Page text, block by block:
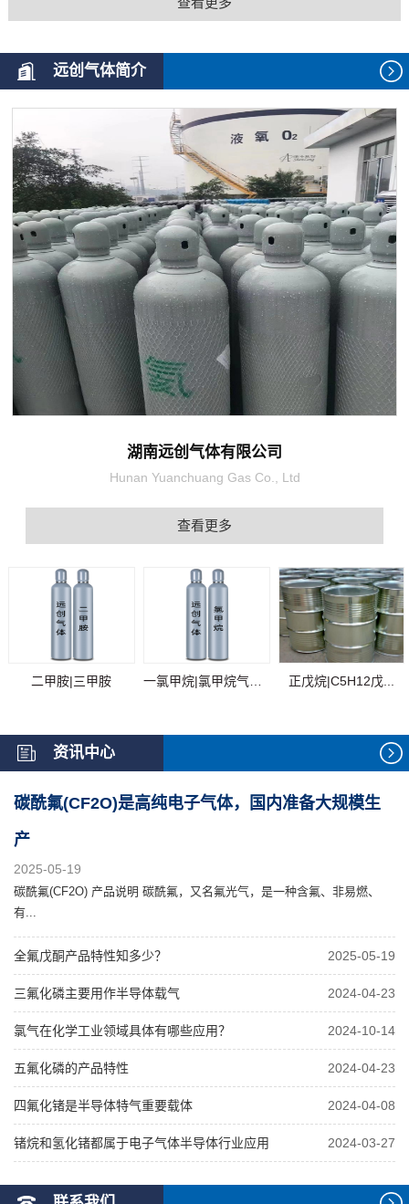
远创气体简介
湖南远创气体有限公司
Hunan Yuanchuang Gas Co., Ltd
查看更多
二甲胺|三甲胺 正戊烷|C5H12戊...
资讯中心
碳酰氟(CF2O)是高纯电子气体，国内准备大规模生
产
2025-05-19
碳酰氟(CF2O) 产品说明 碳酰氟，又名氟光气，是一种含氟、非易燃、
有...
全氟戊酮产品特性知多少？ 2025-05-19
三氟化磷主要用作半导体载气 2024-04-23
氯气在化学工业领域具体有哪些应用？ 2024-10-14
五氟化磷的产品特性 2024-04-23
四氟化锗是半导体特气重要载体 2024-04-08
锗烷和氢化锗都属于电子气体半导体行业应用 2024-03-27